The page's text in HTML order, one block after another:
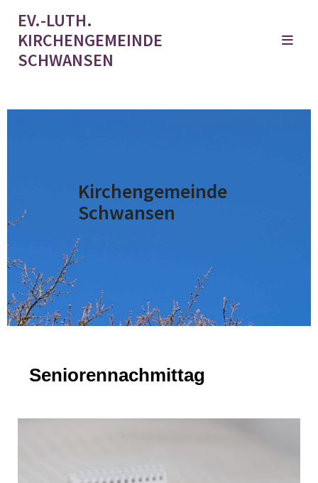
EV.-LUTH.
KIRCHENGEMEINDE
SCHWANSEN
Kirchengemeinde
Schwansen
Seniorennachmittag